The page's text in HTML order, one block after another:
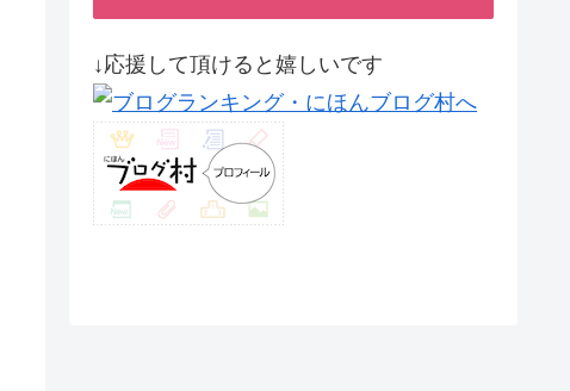
↓応援して頂けると嬉しいです